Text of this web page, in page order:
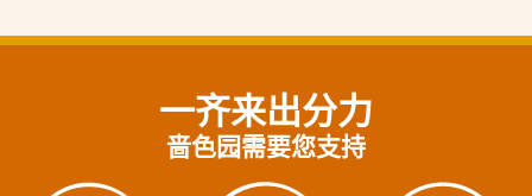
一齐来出分力
啬色园需要您支持